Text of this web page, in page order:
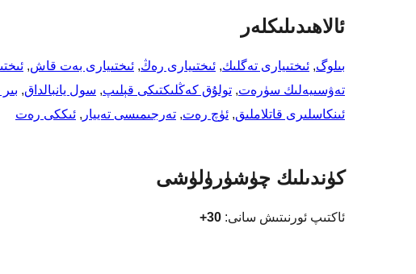
ئالاھىدىلىكلەر
بىلوگ, ئىختىيارى تەگلىك, ئىختىيارى رەڭ, ئىختىيارى بەت قاش,
تەۋسىيەلىك سۈرەت, تولۇق كەڭلىكتىكى قېلىپ, سول يانبالداق,
ئىنكاسلىرى قاتلاملىق, ئۈچ رەت, تەرجىمىسى تەييار , ئىككى رەت
كۈندىلىك چۈشۈرۈلۈشى
ئاكتىپ ئورنىتىش سانى: 30+